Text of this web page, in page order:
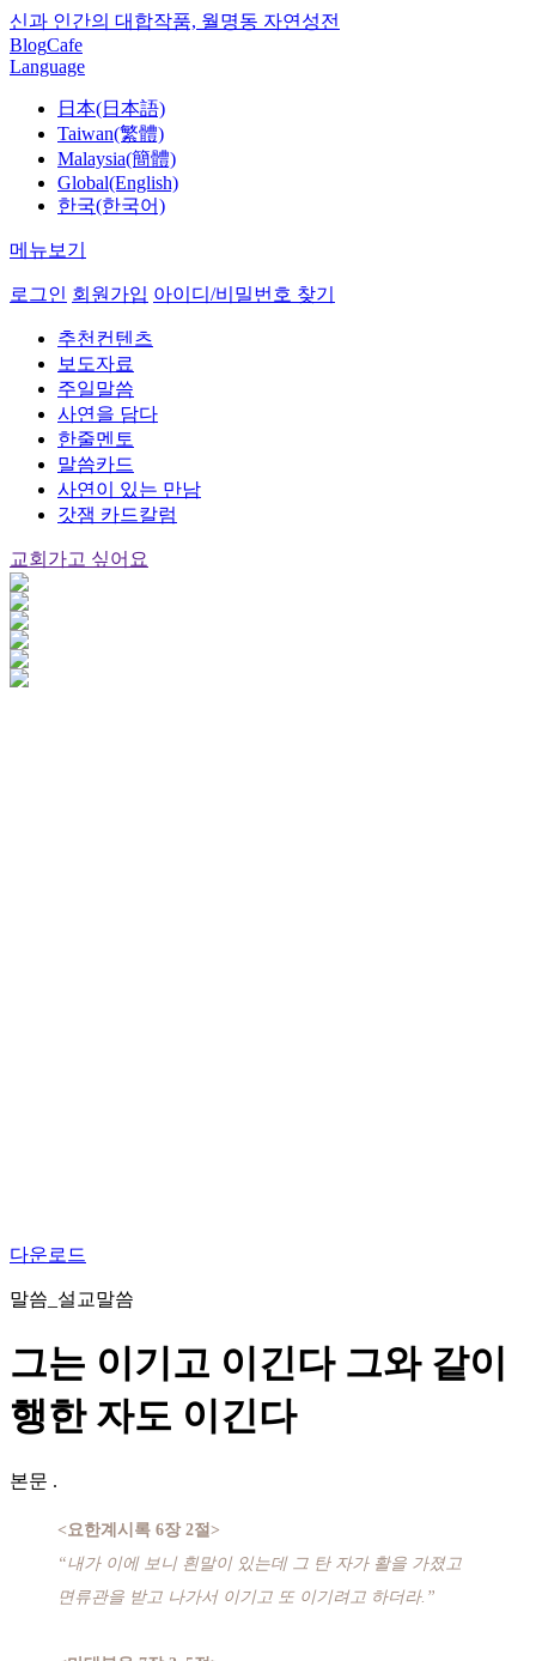
신과 인간의 대합작품, 월명동 자연성전
BlogCafe
Language
日本(日本語)
Taiwan(繁體)
Malaysia(簡體)
Global(English)
한국(한국어)
메뉴보기
로그인 회원가입 아이디/비밀번호 찾기
추천컨텐츠
보도자료
주일말씀
사연을 담다
한줄멘토
말씀카드
사연이 있는 만남
갓잼 카드칼럼
교회가고 싶어요
다운로드
말씀_설교말씀
그는 이기고 이긴다 그와 같이
행한 자도 이긴다
본문 .
<요한계시록 6장 2절>
“내가 이에 보니 흰말이 있는데 그 탄 자가 활을 가졌고
면류관을 받고 나가서 이기고 또 이기려고 하더라.”